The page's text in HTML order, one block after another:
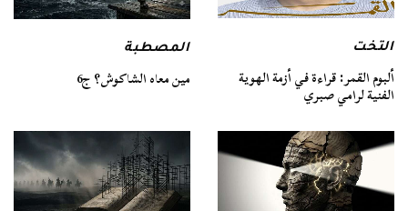
التخت
ألبوم القمر: قراءة في أزمة الهوية
الفنية لرامي صبري
المصطبة
مين معاه الشاكوش؟ ج6